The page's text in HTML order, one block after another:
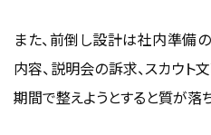
また、前倒し設計は社内準備
内容、説明会の訴求、スカウト
期間で整えようとすると質が落